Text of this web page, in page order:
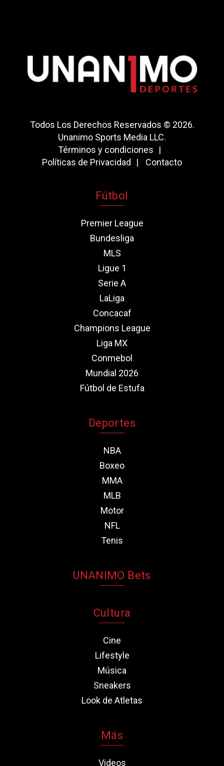
Todos Los Derechos Reservados © 2026.
Unanimo Sports Media LLC.
Términos y condiciones
Políticas de Privacidad
Contacto
Fútbol
Premier League
Bundesliga
MLS
Ligue 1
Serie A
LaLiga
Concacaf
Champions League
Liga MX
Conmebol
Mundial 2026
Fútbol de Estufa
Deportes
NBA
Boxeo
MMA
MLB
Motor
NFL
Tenis
UNANIMO Bets
Cultura
Cine
Lifestyle
Música
Sneakers
Look de Atletas
Más
Videos